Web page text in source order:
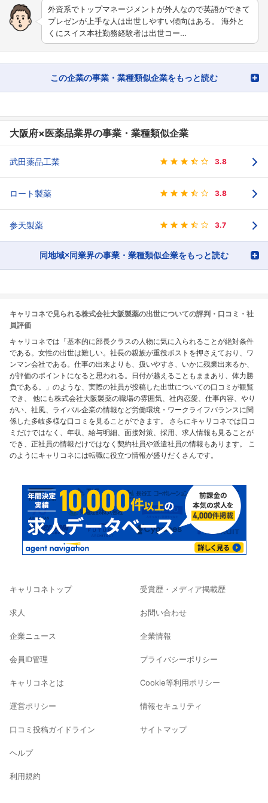
外資系でトップマネージメントが外人なので英語ができて
プレゼンが上手な人は出世しやすい傾向はある。 海外と
くにスイス本社勤務経験者は出世コー…
この企業の事業・業種類似企業をもっと読む
大阪府×医薬品業界の事業・業種類似企業
武田薬品工業 3.8
ロート製薬 3.8
参天製薬 3.7
同地域×同業界の事業・業種類似企業をもっと読む
キャリコネで見られる株式会社大阪製薬の出世についての評判・口コミ・社
員評価
キャリコネでは「基本的に部長クラスの人物に気に入られることが絶対条件
である。女性の出世は難しい。社長の親族が重役ポストを押さえており、ワ
ンマン会社である。仕事の出来よりも、扱いやすさ、いかに残業出来るか、
が評価のポイントになると思われる。日付が越えることもままあり、体力勝
負である。」のような、実際の社員が投稿した出世についての口コミが観覧
でき、 他にも株式会社大阪製薬の職場の雰囲気、社内恋愛、仕事内容、やり
がい、社風、ライバル企業の情報など労働環境・ワークライフバランスに関
係した多岐多様な口コミを見ることができます。 さらにキャリコネでは口コ
ミだけではなく、年収、給与明細、面接対策、採用、求人情報も見ることが
でき、正社員の情報だけではなく契約社員や派遣社員の情報もあります。 こ
のようにキャリコネには転職に役立つ情報が盛りだくさんです。
キャリコネトップ
求人
企業ニュース
会員ID管理
キャリコネとは
運営ポリシー
口コミ投稿ガイドライン
ヘルプ
利用規約
受賞歴・メディア掲載歴
お問い合わせ
企業情報
プライバシーポリシー
Cookie等利用ポリシー
情報セキュリティ
サイトマップ